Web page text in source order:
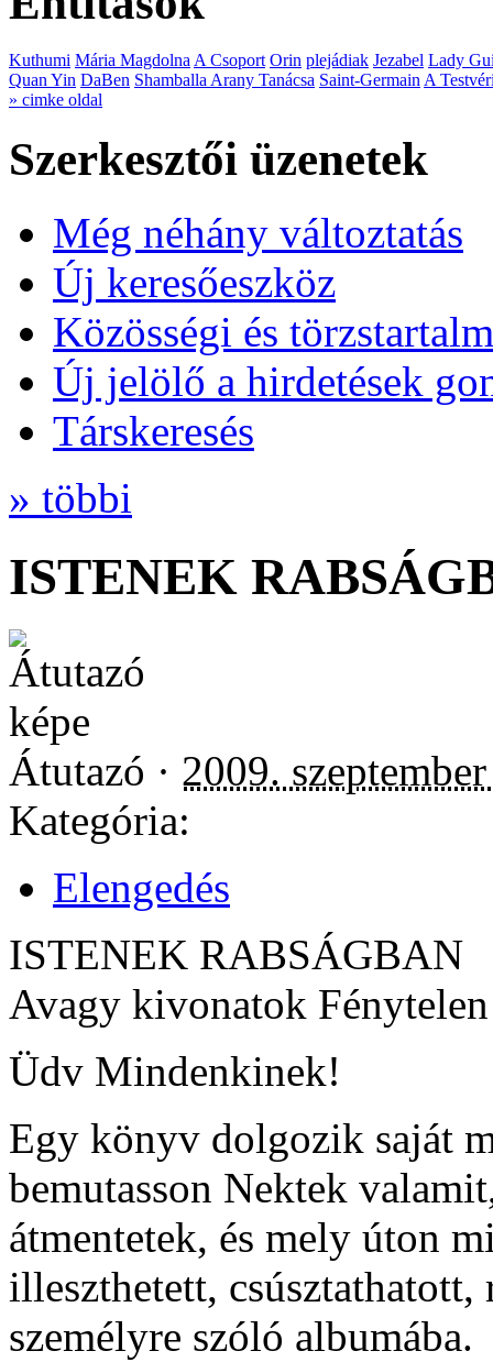
Kuthumi Mária MagdolnaA Csoport Orin plejádiak Jezabel Lady
Quan Yin DaBen Shamballa Arany Tanácsa Saint-GermainA
» cimke oldal
Szerkesztői üzenetek
Még néhány változtatás
Új keresőeszköz
Közösségi és
Új jelölő a hirdetések
Társkeresés
» többi
ISTENEK
Átutazó · 2009.
Kategória:
Elengedés
ISTENEK RABSÁGBAN
Avagy kivonatok
Üdv Mindenkinek!
Egy könyv dolgozik saját
bemutasson Nektek
átmentetek, és mely úton
illeszthetett, csúsztathatott,
személyre szóló albumába.